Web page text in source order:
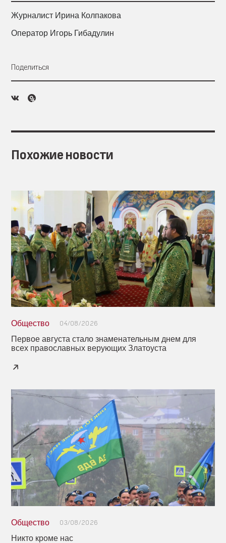
Журналист Ирина Колпакова
Оператор Игорь Гибадулин
Поделиться
Похожие новости
Общество 04/08/2026
Первое августа стало знаменательным днем для
всех православных верующих Златоуста
Общество 03/08/2026
Никто кроме нас